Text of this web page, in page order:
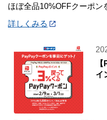
ほぼ全品10%OFFクーポ
詳しくみる
イ